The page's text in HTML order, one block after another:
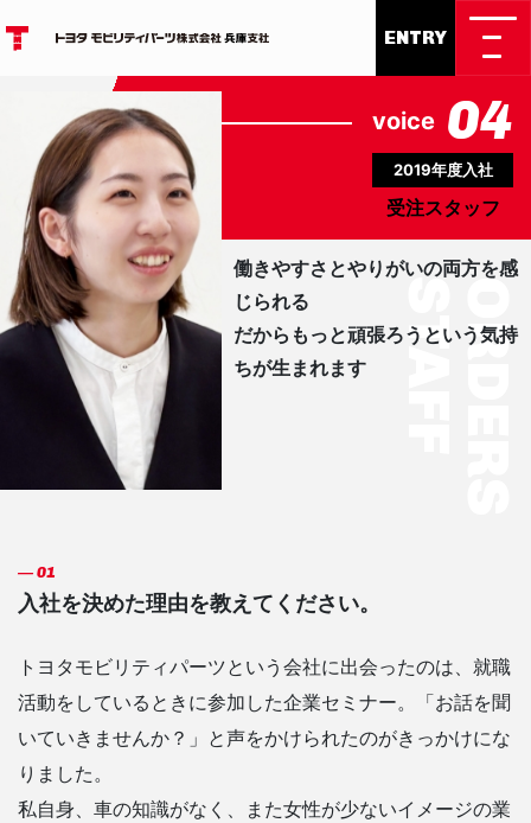
Main Navigation
ENTRY
voice 04
2019年度入社
受注スタッフ
働きやすさとやりがいの両方を感
じられる
だからもっと頑張ろうという気持
ちが生まれます
入社を決めた理由を教えてください。
トヨタモビリティパーツという会社に出会ったのは、就職
活動をしているときに参加した企業セミナー。「お話を聞
いていきませんか？」と声をかけられたのがきっかけにな
りました。
私自身、車の知識がなく、また女性が少ないイメージの業